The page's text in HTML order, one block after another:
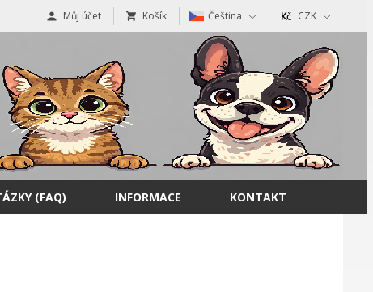
Můj účet Košík Čeština CZK
(FAQ) INFORMACE KONTAKT